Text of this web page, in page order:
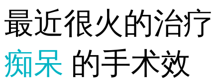
最近很火的治疗
痴呆 的手术效